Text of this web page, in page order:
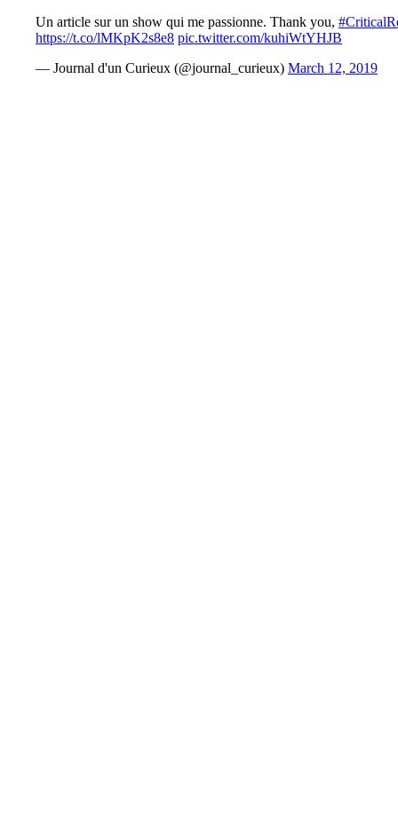
Un article sur un show qui me passionne. Thank you,
https://t.co/lMKpK2s8e8 pic.twitter.com/kuhiWtYHJB
— Journal d'un Curieux (@journal_curieux) March 12, 2019